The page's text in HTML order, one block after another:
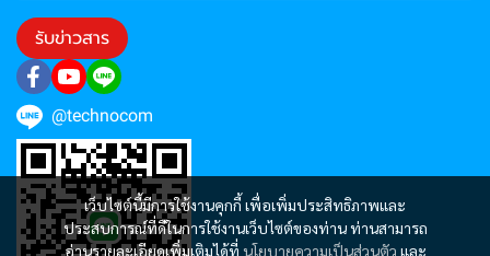
เว็บไซต์นี้มีการใช้งานคุกกี้ เพื่อเพิ่มประสิทธิภาพและ
ประสบการณ์ที่ดีในการใช้งานเว็บไซต์ของท่าน ท่านสามารถ
อ่านรายละเอียดเพิ่มเติมได้ที่ นโยบายความเป็นส่วนตัว และ
รับข่าวสาร
@technocom